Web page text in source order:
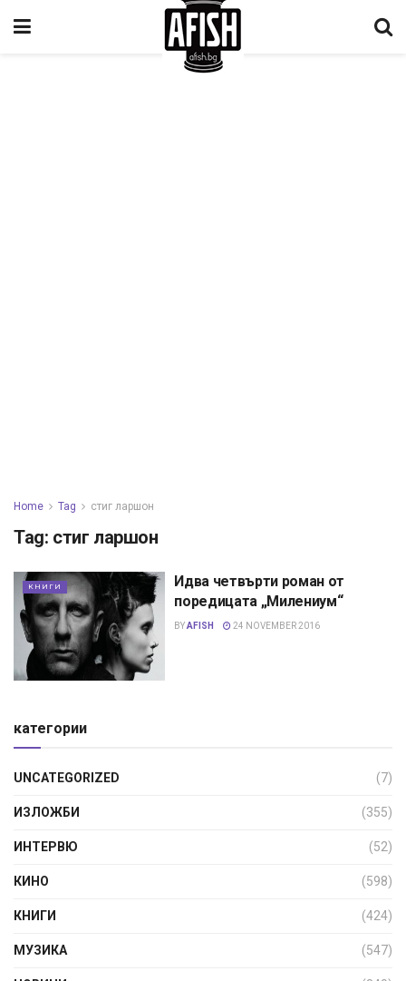
Home Tag стиг ларшон
Tag: стиг ларшон
КНИГИ
Идва четвърти роман от
поредицата „Милениум“
BYAFISH 24 NOVEMBER 2016
категории
UNCATEGORIZED (7)
ИЗЛОЖБИ (355)
ИНТЕРВЮ (52)
КИНО (598)
КНИГИ (424)
МУЗИКА (547)